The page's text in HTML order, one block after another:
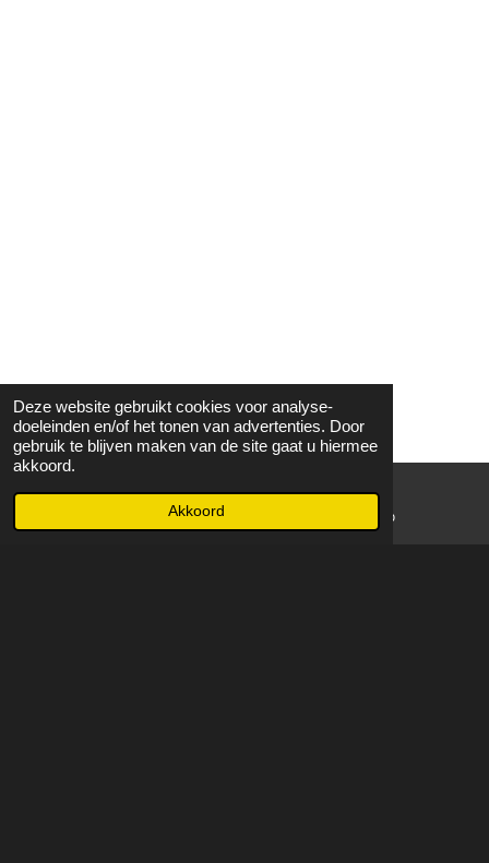
Deze website gebruikt cookies voor analyse-
doeleinden en/of het tonen van advertenties. Door
gebruik te blijven maken van de site gaat u hiermee
akkoord.
Akkoord WhatsApp